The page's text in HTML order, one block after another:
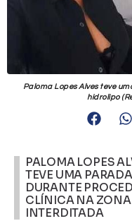
Paloma Lopes Alves teve
hidrolipo
PALOMA LOPES
TEVE UMA
DURANTE
CLÍNICA NA ZONA
INTERDITADA